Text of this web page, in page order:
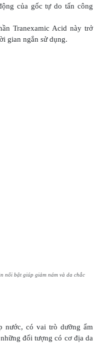
của gốc tự do tấn công
Tranexamic Acid này trở
gian ngắn sử dụng.
nổi bật giúp giảm nám và da chắc
nước, có vai trò dưỡng ẩm
đối tượng có cơ địa da